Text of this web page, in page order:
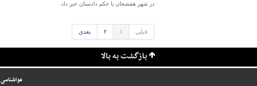
در شهر هفشجان با حکم دادستان خبر داد.
قبلی ۱ ۲ بعدی
بازگشت به بالا
هواشناسی